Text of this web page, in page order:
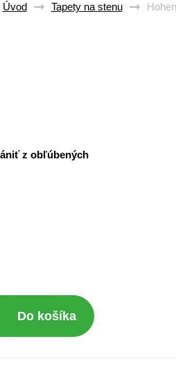
Úvod Tapety na stenu
z obľúbených
Do košíka